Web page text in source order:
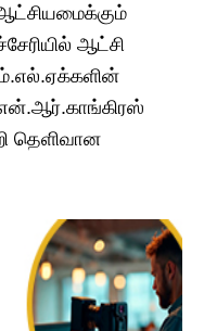
ஆட்சி
தெளிவான